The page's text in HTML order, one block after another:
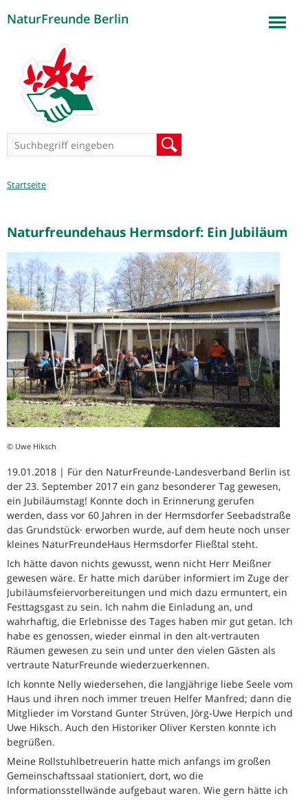
NaturFreunde Berlin
Suchformular
Sie
Startseite
Naturfreundehaus Hermsdorf: Ein Jubiläum
© Uwe Hiksch
19.01.2018 | Für den NaturFreunde-Landesverband Berlin ist
der 23. September 2017 ein ganz besonderer Tag gewesen,
ein Jubiläumstag! Konnte doch in Erinnerung gerufen
werden, dass vor 60 Jahren in der Hermsdorfer Seebadstraße
das Grundstück· erworben wurde, auf dem heute noch unser
kleines NaturFreundeHaus Hermsdorfer Fließtal steht.
Ich hätte davon nichts gewusst, wenn nicht Herr Meißner
gewesen wäre. Er hatte mich darüber informiert im Zuge der
Jubiläumsfeiervorbereitungen und mich dazu ermuntert, ein
Festtagsgast zu sein. Ich nahm die Einladung an, und
wahrhaftig, die Erlebnisse des Tages haben mir gut getan. Ich
habe es genossen, wieder einmal in den alt-vertrauten
Räumen gewesen zu sein und unter den vielen Gästen als
vertraute NaturFreunde wiederzuerkennen.
Ich konnte Nelly wiedersehen, die langjährige liebe Seele vom
Haus und ihren noch immer treuen Helfer Manfred; dann die
Mitglieder im Vorstand Gunter Strüven, Jörg-Uwe Herpich und
Uwe Hiksch. Auch den Historiker Oliver Kersten konnte ich
begrüßen.
Meine Rollstuhlbetreuerin hatte mich anfangs im großen
Gemeinschaftssaal stationiert, dort, wo die
Informationsstellwände aufgebaut waren. Wie gern hätte ich